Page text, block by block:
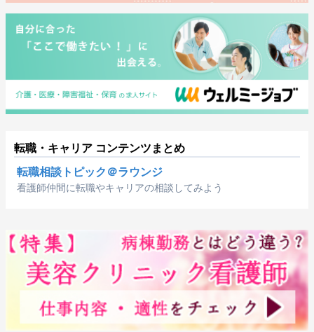
転職・キャリア コンテンツまとめ
転職相談トピック＠ラウンジ
看護師仲間に転職やキャリアの相談してみよう